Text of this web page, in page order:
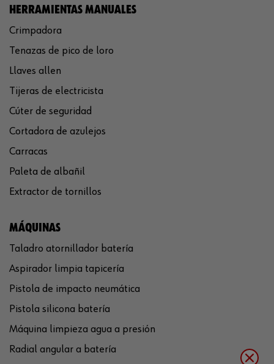
HERRAMIENTAS MANUALES
Crimpadora
Tenazas de pico de loro
Llaves allen
Tijeras de electricista
Cúter de seguridad
Cortadora de azulejos
Carracas
Paleta de albañil
Extractor de tornillos
MÁQUINAS
Taladro atornillador batería
Aspirador limpia tapicería
Pistola de impacto neumática
Pistola silicona batería
Máquina limpieza agua a presión
Radial angular a batería